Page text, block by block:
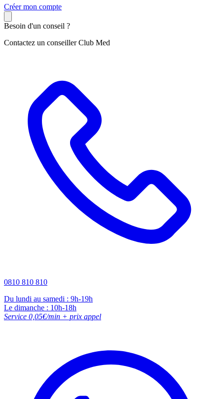
Créer mon compte
Besoin d'un conseil ?
Contactez un conseiller Club Med
0810 810 810
Du lundi au samedi : 9h-19h
Le dimanche : 10h-18h
Service 0,05€/min + prix appel